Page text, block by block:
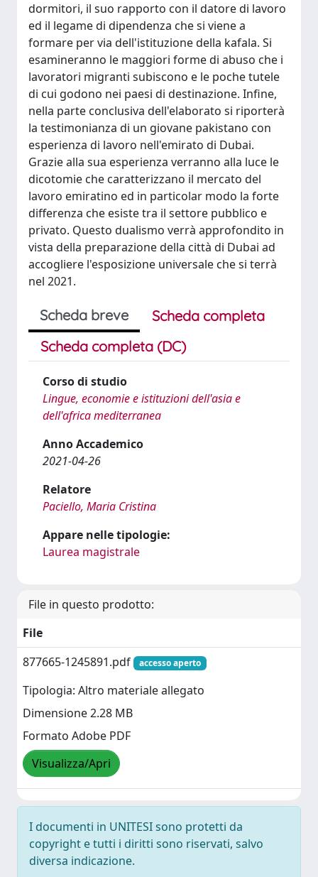
dormitori, il suo rapporto con il datore di lavoro
ed il legame di dipendenza che si viene a
formare per via dell'istituzione della kafala. Si
esamineranno le maggiori forme di abuso che i
lavoratori migranti subiscono e le poche tutele
di cui godono nei paesi di destinazione. Infine,
nella parte conclusiva dell'elaborato si riporterà
la testimonianza di un giovane pakistano con
esperienza di lavoro nell'emirato di Dubai.
Grazie alla sua esperienza verranno alla luce le
dicotomie che caratterizzano il mercato del
lavoro emiratino ed in particolar modo la forte
differenza che esiste tra il settore pubblico e
privato. Questo dualismo verrà approfondito in
vista della preparazione della città di Dubai ad
accogliere l'esposizione universale che si terrà
nel 2021.
Scheda breve
Scheda completa
Scheda completa (DC)
Corso di studio
Lingue, economie e istituzioni dell'asia e
dell'africa mediterranea
Anno Accademico
2021-04-26
Relatore
Paciello, Maria Cristina
Appare nelle tipologie:
Laurea magistrale
File in questo prodotto:
File
877665-1245891.pdf
accesso aperto
Tipologia: Altro materiale allegato
Dimensione 2.28 MB
Formato Adobe PDF
Visualizza/Apri
I documenti in UNITESI sono protetti da
copyright e tutti i diritti sono riservati, salvo
diversa indicazione.